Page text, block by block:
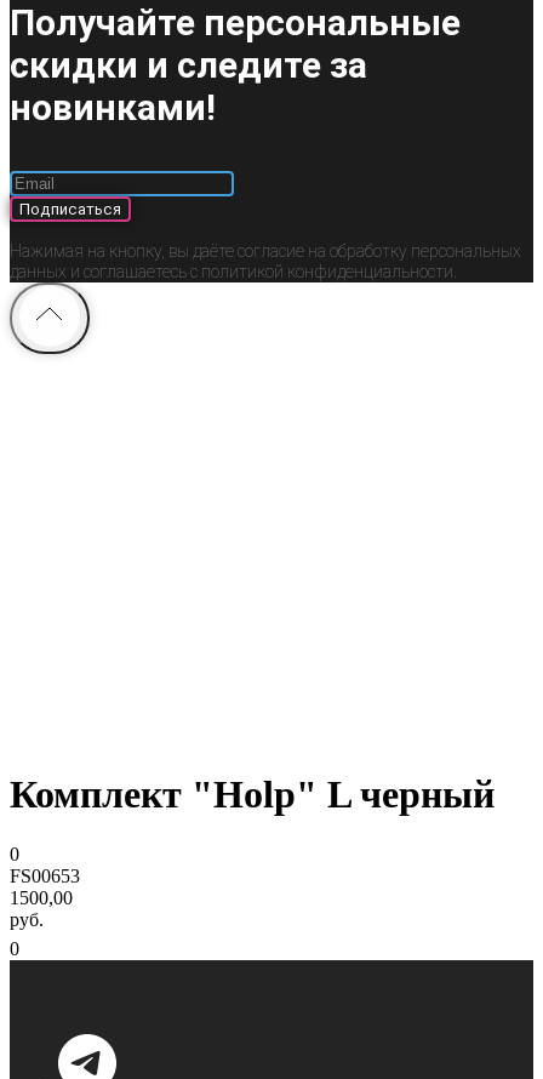
Получайте персональные
скидки и следите за
новинками!
Подписаться
Нажимая на кнопку, вы даёте согласие на обработку персональных
данных и соглашаетесь c политикой конфиденциальности.
Комплект "Holp" L черный
0
FS00653
1500,00
руб.
0